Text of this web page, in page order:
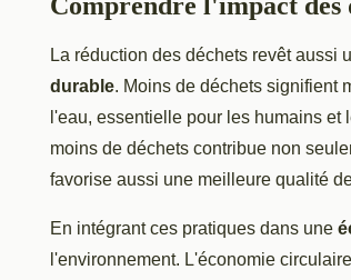
Comprendre l'impact des
La réduction des déchets revêt aussi
durable. Moins de déchets signifient
l'eau, essentielle pour les humains
moins de déchets contribue non
favorise aussi une meilleure qualité
En intégrant ces pratiques dans une
l'environnement. L'économie